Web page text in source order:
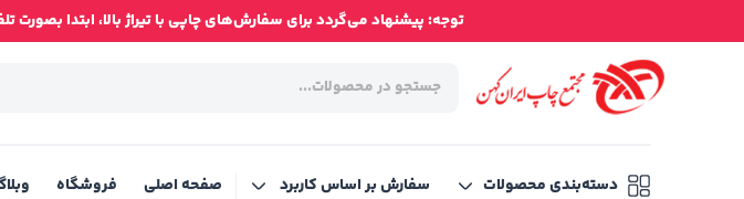
توجه: پیشنهاد می‌گردد برای سفارش‌های چاپی با تیراژ بالا، ابتدا بصورت
دسته‌بندی محصولات سفارش بر اساس کاربرد صفحه اصلی فروشگاه